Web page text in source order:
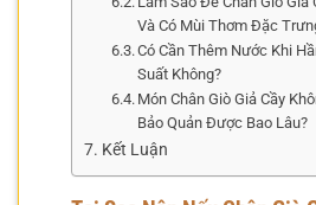
Và Có Mùi Thơm Đặc
Có Cần Thêm Nước Khi
Suất Không?
Món Chân Giò Giả Cầy
Bảo Quản Được Bao Lâu?
Kết Luận